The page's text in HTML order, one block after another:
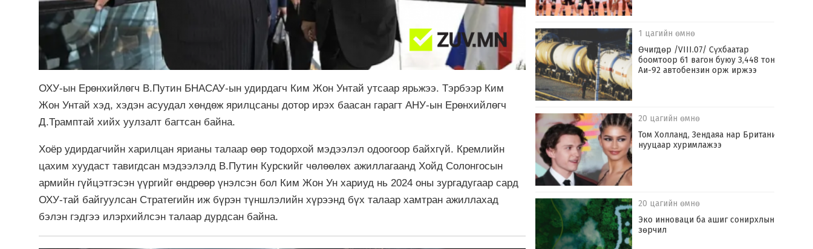
ОХУ-ын Ерөнхийлөгч В.Путин БНАСАУ-ын удирдагч Ким Жон Унтай утсаар ярьжээ. Тэрбээр Ким
Жон Унтай хэд, хэдэн асуудал хөндөж ярилцсаны дотор ирэх баасан гарагт АНУ-ын Ерөнхийлөгч
Д.Трамптай хийх уулзалт багтсан байна.
Хоёр удирдагчийн харилцан ярианы талаар өөр тодорхой мэдээлэл одоогоор байхгүй. Кремлийн
цахим хуудаст тавигдсан мэдээлэлд В.Путин Курскийг чөлөөлөх ажиллагаанд Хойд Солонгосын
армийн гүйцэтгэсэн үүргийг өндрөөр үнэлсэн бол Ким Жон Ун хариуд нь 2024 оны зургадугаар сард
ОХУ-тай байгуулсан Стратегийн иж бүрэн түншлэлийн хүрээнд бүх талаар хамтран ажиллахад
бэлэн гэдгээ илэрхийлсэн талаар дурдсан байна.
1 цагийн өмнө
Өчигдөр /VIII.07/ Сүхбаатар
боомтоор 61 вагон буюу 3,448 тонн
Аи-92 автобензин орж иржээ
20 цагийн өмнө
Том Холланд, Зендаяа нар Британид
нууцаар хуримлажээ
20 цагийн өмнө
Эко инноваци ба ашиг сонирхлын
зөрчил